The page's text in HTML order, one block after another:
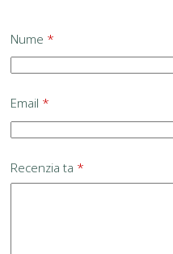
Nume *
Email *
Recenzia ta *